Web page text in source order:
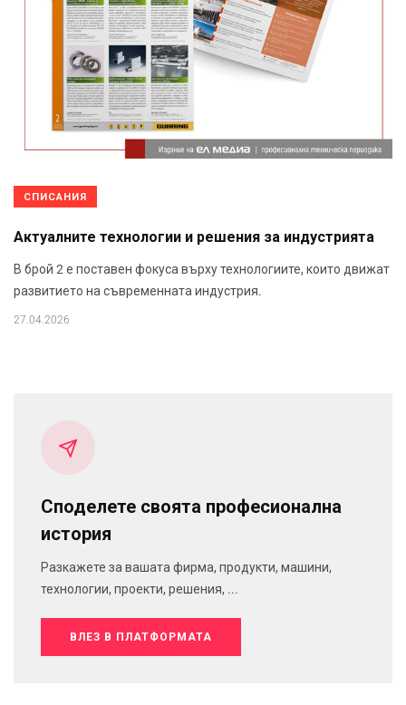
СПИСАНИЯ
Актуалните технологии и решения за индустрията
В брой 2 е поставен фокуса върху технологиите, които движат
развитието на съвременната индустрия.
27.04.2026
Споделете своята професионална
история
Разкажете за вашата фирма, продукти, машини,
технологии, проекти, решения, ...
ВЛЕЗ В ПЛАТФОРМАТА